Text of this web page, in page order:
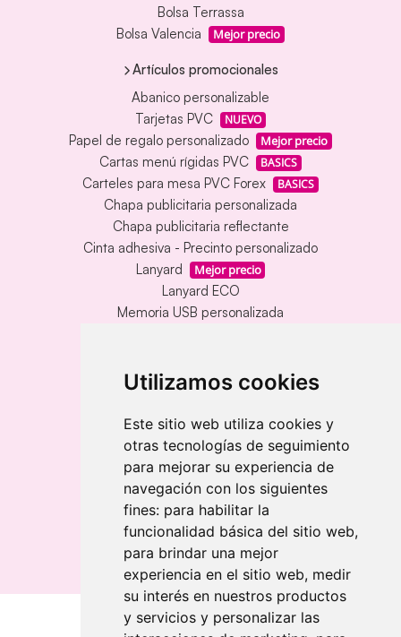
Utilizamos cookies
Este sitio web utiliza cookies y
otras tecnologías de seguimiento
para mejorar su experiencia de
navegación con los siguientes
fines: para habilitar la
funcionalidad básica del sitio web,
para brindar una mejor
experiencia en el sitio web, medir
su interés en nuestros productos
y servicios y personalizar las
Bolsa Terrassa
Bolsa Valencia
Mejor precio
Artículos promocionales
Abanico personalizable
Tarjetas PVC
NUEVO
Papel de regalo personalizado Mejor precio
Cartas menú rígidas PVC BASICS
Carteles para mesa PVC Forex BASICS
Chapa publicitaria personalizada
Chapa publicitaria reflectante
Cinta adhesiva - Precinto personalizado
Lanyard
Mejor precio
Lanyard ECO
Memoria USB personalizada
Llavero redondo en madera y metal
Llavero rectangular en madera clara
Banderolas
Banderolas Gota
Banderolas Rectangulares
Banderolas Surf